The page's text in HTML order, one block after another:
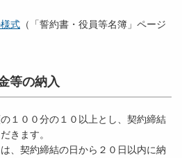
式 （「誓約書・役員等名簿」ページ
等の納入
１００分の１０以上とし、契約締結
きます。
、契約締結の日から２０日以内に納